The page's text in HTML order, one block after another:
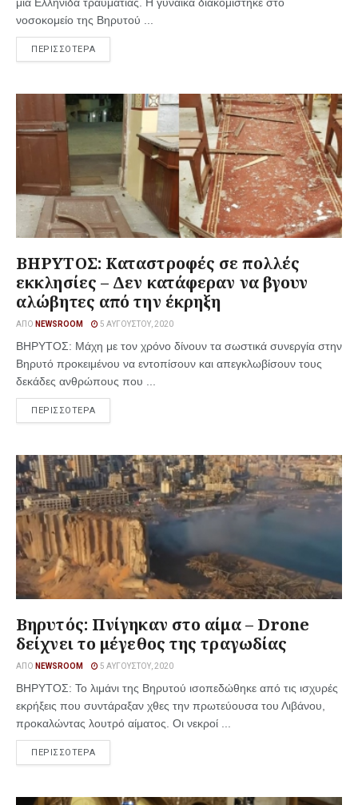
νοσοκομείο της Βηρυτού ...
ΠΕΡΙΣΣΟΤΕΡΑ
ΒΗΡΥΤΟΣ: Καταστροφές σε πολλές
εκκλησίες – Δεν κατάφεραν να βγουν
αλώβητες από την έκρηξη
ΑΠΌ NEWSROOM 5 ΑΥΓΟΎΣΤΟΥ, 2020
ΒΗΡΥΤΟΣ: Μάχη με τον χρόνο δίνουν τα σωστικά συνεργία στην
Βηρυτό προκειμένου να εντοπίσουν και απεγκλωβίσουν τους
δεκάδες ανθρώπους που ...
ΠΕΡΙΣΣΟΤΕΡΑ
Βηρυτός: Πνίγηκαν στο αίμα – Drone
δείχνει το μέγεθος της τραγωδίας
ΑΠΌ NEWSROOM 5 ΑΥΓΟΎΣΤΟΥ, 2020
ΒΗΡΥΤΟΣ: Το λιμάνι της Βηρυτού ισοπεδώθηκε από τις ισχυρές
εκρήξεις που συντάραξαν χθες την πρωτεύουσα του Λιβάνου,
προκαλώντας λουτρό αίματος. Οι νεκροί ...
ΠΕΡΙΣΣΟΤΕΡΑ